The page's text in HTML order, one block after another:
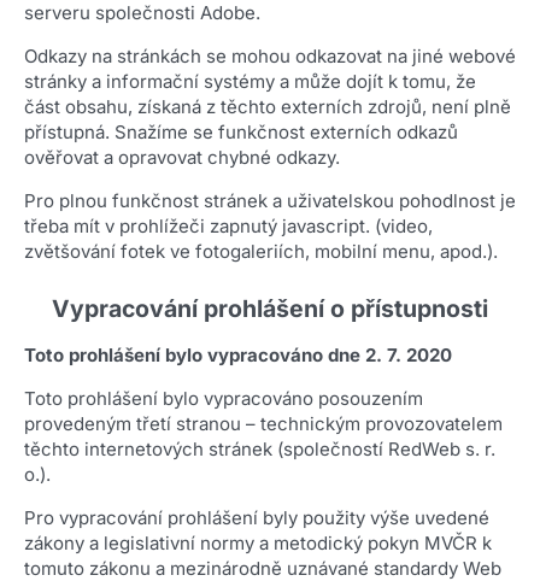
serveru společnosti Adobe.
Odkazy na stránkách se mohou odkazovat na jiné webové
stránky a informační systémy a může dojít k tomu, že
část obsahu, získaná z těchto externích zdrojů, není plně
přístupná. Snažíme se funkčnost externích odkazů
ověřovat a opravovat chybné odkazy.
Pro plnou funkčnost stránek a uživatelskou pohodlnost je
třeba mít v prohlížeči zapnutý javascript. (video,
zvětšování fotek ve fotogaleriích, mobilní menu, apod.).
Vypracování prohlášení o přístupnosti
Toto prohlášení bylo vypracováno dne 2. 7. 2020
Toto prohlášení bylo vypracováno posouzením
provedeným třetí stranou – technickým provozovatelem
těchto internetových stránek (společností RedWeb s. r.
o.).
Pro vypracování prohlášení byly použity výše uvedené
zákony a legislativní normy a metodický pokyn MVČR k
tomuto zákonu a mezinárodně uznávané standardy Web